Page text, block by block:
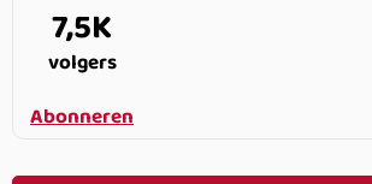
7,5K
volgers
Abonneren